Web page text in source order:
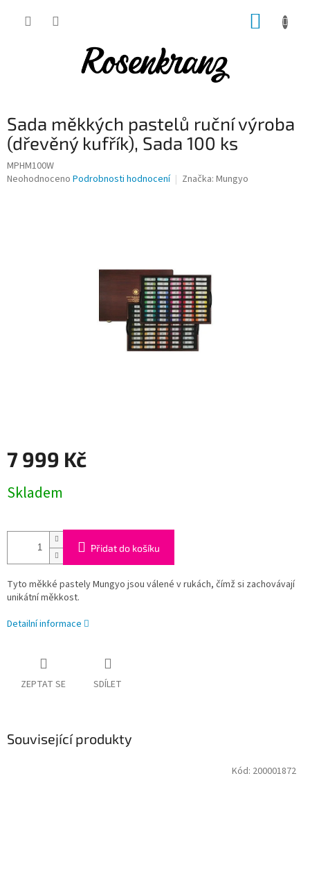
Sada měkkých pastelů ruční výroba
(dřevěný kufřík), Sada 100 ks
MPHM100W
Průměrné
Neohodnoceno Podrobnosti hodnocení Značka: Mungyo
7 999 Kč
cena:
Skladem
Přidat do košíku
Tyto měkké pastely Mungyo jsou válené v rukách, čímž si zachovávají
unikátní měkkost.
Detailní informace
ZEPTAT SE SDÍLET
Související produkty
Kód: 200001872